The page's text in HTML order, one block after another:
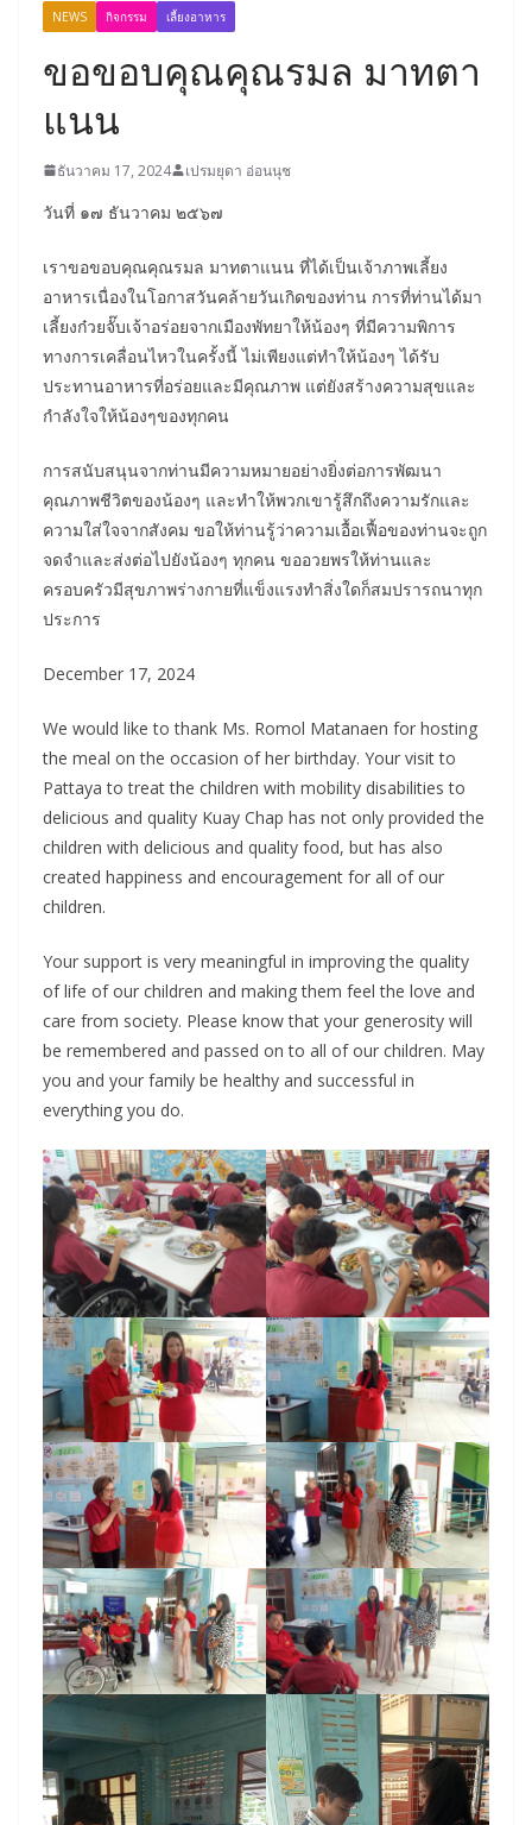
NEWS กิจกรรม เลี้ยงอาหาร
ขอขอบคุณคุณรมล มาทตา
แนน
ธันวาคม 17, 2024 เปรมยุดา อ่อนนุช
วันที่ ๑๗ ธันวาคม ๒๕๖๗
เราขอขอบคุณคุณรมล มาทตาแนน ที่ได้เป็นเจ้าภาพเลี้ยง
อาหารเนื่องในโอกาสวันคล้ายวันเกิดของท่าน การที่ท่านได้มา
เลี้ยงก๋วยจั๊บเจ้าอร่อยจากเมืองพัทยาให้น้องๆ ที่มีความพิการ
ทางการเคลื่อนไหวในครั้งนี้ ไม่เพียงแต่ทำให้น้องๆ ได้รับ
ประทานอาหารที่อร่อยและมีคุณภาพ แต่ยังสร้างความสุขและ
กำลังใจให้น้องๆของทุกคน
การสนับสนุนจากท่านมีความหมายอย่างยิ่งต่อการพัฒนา
คุณภาพชีวิตของน้องๆ และทำให้พวกเขารู้สึกถึงความรักและ
ความใส่ใจจากสังคม ขอให้ท่านรู้ว่าความเอื้อเฟื้อของท่านจะถูก
จดจำและส่งต่อไปยังน้องๆ ทุกคน ขออวยพรให้ท่านและ
ครอบครัวมีสุขภาพร่างกายที่แข็งแรงทำสิ่งใดก็สมปรารถนาทุก
ประการ
December 17, 2024
We would like to thank Ms. Romol Matanaen for hosting
the meal on the occasion of her birthday. Your visit to
Pattaya to treat the children with mobility disabilities to
delicious and quality Kuay Chap has not only provided the
children with delicious and quality food, but has also
created happiness and encouragement for all of our
children.
Your support is very meaningful in improving the quality
of life of our children and making them feel the love and
care from society. Please know that your generosity will
be remembered and passed on to all of our children. May
you and your family be healthy and successful in
everything you do.